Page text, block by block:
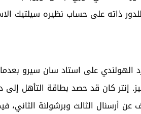
ذاته على حساب نظيره سيلتيك
الأهداف عن أرسنال الثالث وبرشولنة